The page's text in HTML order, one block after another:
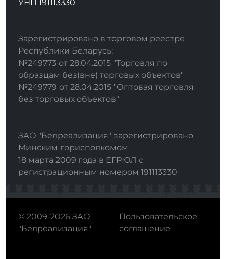
УНП 191113330
Зарегистрировано в торговом реестре
Республики Беларусь:
№249773 от 28.04.2015 "Торговля по
образцам без(вне) торговых объектов"
№249779 от 28.04.2015 "Оптовая торговля
без торговых объектов"
ЗАО "Белреализация" зарегистрировано
Минским горисполкомом
18 марта 2009 года в ЕГРЮЛ с
регистрационным номером 191113330
© 2009-2026 ЗАО
"Белреализация"
Пользовательское
соглашение